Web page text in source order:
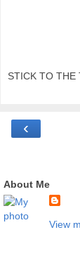
STICK TO THE
‹
About Me
View